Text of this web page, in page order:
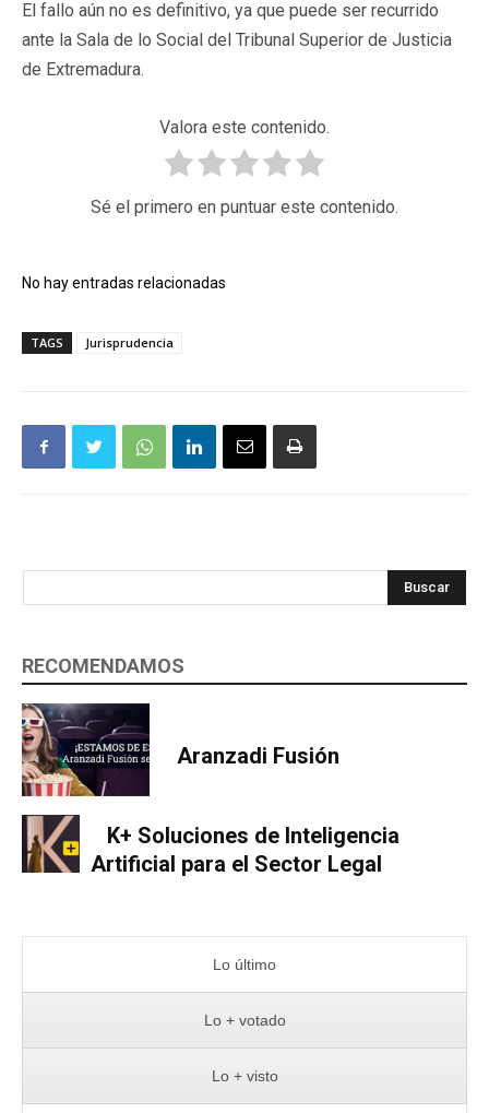
El fallo aún no es definitivo, ya que puede ser recurrido
ante la Sala de lo Social del Tribunal Superior de Justicia
de Extremadura.
Valora este contenido.
Sé el primero en puntuar este contenido.
No hay entradas relacionadas
TAGS Jurisprudencia
Buscar
RECOMENDAMOS
Aranzadi Fusión
K+ Soluciones de Inteligencia
Artificial para el Sector Legal
Lo último
Lo + votado
Lo + visto